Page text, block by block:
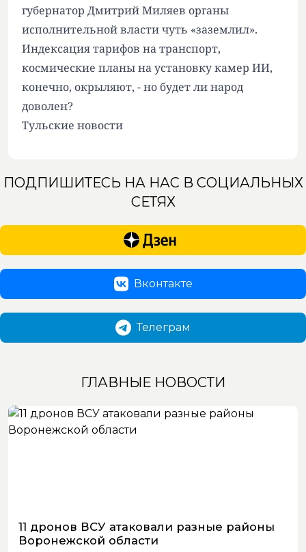
губернатор Дмитрий Миляев органы
исполнительной власти чуть «заземлил».
Индексация тарифов на транспорт,
космические планы на установку камер ИИ,
конечно, окрыляют, - но будет ли народ
доволен?
Тульские новости
ПОДПИШИТЕСЬ НА НАС В СОЦИАЛЬНЫХ
СЕТЯХ
Вконтакте
Телеграм
ГЛАВНЫЕ НОВОСТИ
11 дронов ВСУ атаковали разные районы
Воронежской области